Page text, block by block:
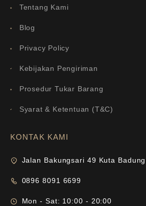
Tentang Kami
Blog
Privacy Policy
Kebijakan Pengiriman
Prosedur Tukar Barang
Syarat & Ketentuan (T&C)
KONTAK KAMI
Jalan Bakungsari 49 Kuta
0896 8091 6699
Mon - Sat: 10:00 - 20:00